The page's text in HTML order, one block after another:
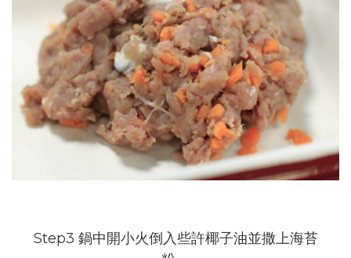
Step3 鍋中開小火倒入些許椰子油並撒上海苔